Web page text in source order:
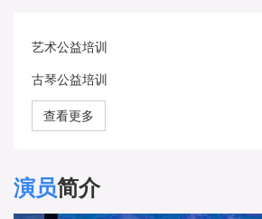
艺术公益培训
古琴公益培训
查看更多
演员简介